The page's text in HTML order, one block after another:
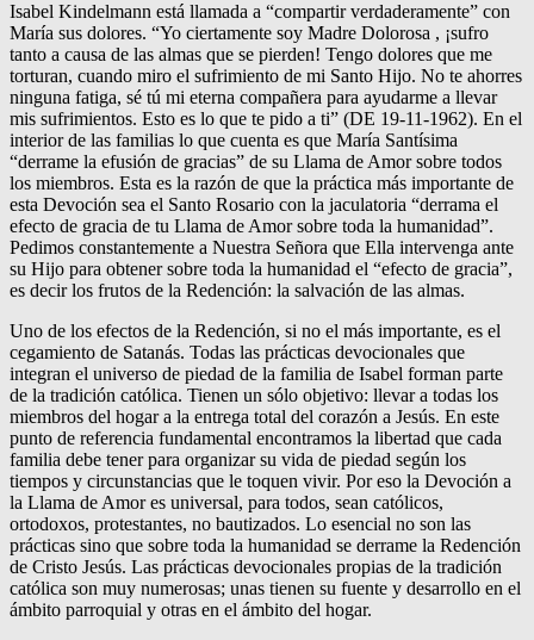
Isabel Kindelmann está llamada a “compartir verdaderamente” con
María sus dolores. “Yo ciertamente soy Madre Dolorosa , ¡sufro
tanto a causa de las almas que se pierden! Tengo dolores que me
torturan, cuando miro el sufrimiento de mi Santo Hijo. No te ahorres
ninguna fatiga, sé tú mi eterna compañera para ayudarme a llevar
mis sufrimientos. Esto es lo que te pido a ti” (DE 19-11-1962). En el
interior de las familias lo que cuenta es que María Santísima
“derrame la efusión de gracias” de su Llama de Amor sobre todos
los miembros. Esta es la razón de que la práctica más importante de
esta Devoción sea el Santo Rosario con la jaculatoria “derrama el
efecto de gracia de tu Llama de Amor sobre toda la humanidad”.
Pedimos constantemente a Nuestra Señora que Ella intervenga ante
su Hijo para obtener sobre toda la humanidad el “efecto de gracia”,
es decir los frutos de la Redención: la salvación de las almas.
Uno de los efectos de la Redención, si no el más importante, es el
cegamiento de Satanás. Todas las prácticas devocionales que
integran el universo de piedad de la familia de Isabel forman parte
de la tradición católica. Tienen un sólo objetivo: llevar a todas los
miembros del hogar a la entrega total del corazón a Jesús. En este
punto de referencia fundamental encontramos la libertad que cada
familia debe tener para organizar su vida de piedad según los
tiempos y circunstancias que le toquen vivir. Por eso la Devoción a
la Llama de Amor es universal, para todos, sean católicos,
ortodoxos, protestantes, no bautizados. Lo esencial no son las
prácticas sino que sobre toda la humanidad se derrame la Redención
de Cristo Jesús. Las prácticas devocionales propias de la tradición
católica son muy numerosas; unas tienen su fuente y desarrollo en el
ámbito parroquial y otras en el ámbito del hogar.